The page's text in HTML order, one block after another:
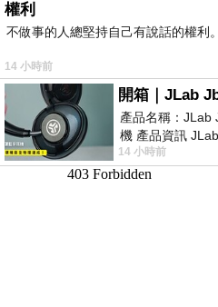
權利
不做事的人總堅持自己有說話的權利。
14 小時前
產品名稱：JLab
機 產品資訊
耳機評語：非常
14 小時前